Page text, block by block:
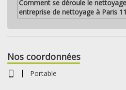
Comment se déroule le
entreprise de nettoyage à Paris
Nos coordonnées
Portable